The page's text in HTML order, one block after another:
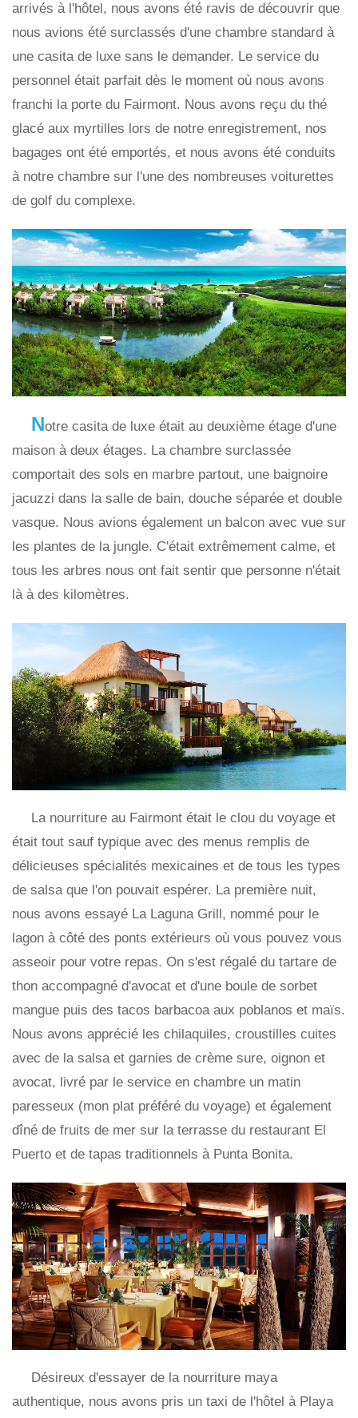
arrivés à l'hôtel, nous avons été ravis de découvrir que
nous avions été surclassés d'une chambre standard à
une casita de luxe sans le demander. Le service du
personnel était parfait dès le moment où nous avons
franchi la porte du Fairmont. Nous avons reçu du thé
glacé aux myrtilles lors de notre enregistrement, nos
bagages ont été emportés, et nous avons été conduits
à notre chambre sur l'une des nombreuses voiturettes
de golf du complexe.
Notre casita de luxe était au deuxième étage d'une
maison à deux étages. La chambre surclassée
comportait des sols en marbre partout, une baignoire
jacuzzi dans la salle de bain, douche séparée et double
vasque. Nous avions également un balcon avec vue sur
les plantes de la jungle. C'était extrêmement calme, et
tous les arbres nous ont fait sentir que personne n'était
là à des kilomètres.
La nourriture au Fairmont était le clou du voyage et
était tout sauf typique avec des menus remplis de
délicieuses spécialités mexicaines et de tous les types
de salsa que l'on pouvait espérer. La première nuit,
nous avons essayé La Laguna Grill, nommé pour le
lagon à côté des ponts extérieurs où vous pouvez vous
asseoir pour votre repas. On s'est régalé du tartare de
thon accompagné d'avocat et d'une boule de sorbet
mangue puis des tacos barbacoa aux poblanos et maïs.
Nous avons apprécié les chilaquiles, croustilles cuites
avec de la salsa et garnies de crème sure, oignon et
avocat, livré par le service en chambre un matin
paresseux (mon plat préféré du voyage) et également
dîné de fruits de mer sur la terrasse du restaurant El
Puerto et de tapas traditionnels à Punta Bonita.
Désireux d'essayer de la nourriture maya
authentique, nous avons pris un taxi de l'hôtel à Playa